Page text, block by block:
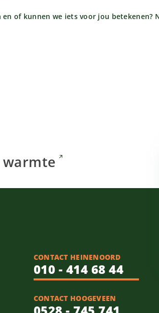
of kunnen we iets voor jou betekenen?
warmte
CONTACT HEINENOORD
010 - 414 68 44
CONTACT HOOGEVEEN